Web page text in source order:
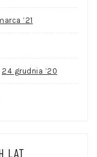
’21
24 grudnia ’20
LAT